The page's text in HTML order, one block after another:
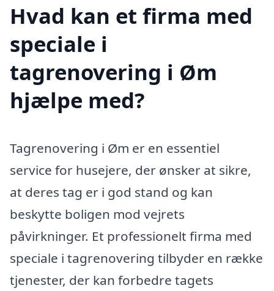
Hvad kan et firma med
speciale i
tagrenovering i Øm
hjælpe med?
Tagrenovering i Øm er en essentiel
service for husejere, der ønsker at sikre,
at deres tag er i god stand og kan
beskytte boligen mod vejrets
påvirkninger. Et professionelt firma med
speciale i tagrenovering tilbyder en række
tjenester, der kan forbedre tagets